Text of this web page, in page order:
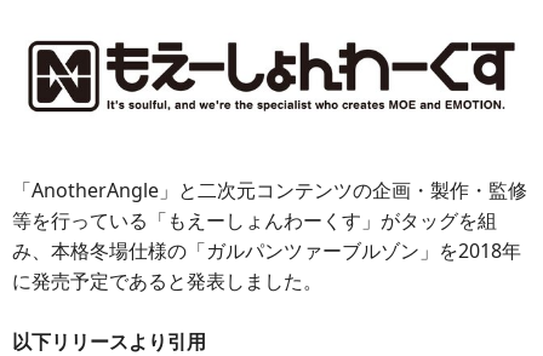
「AnotherAngle」と二次元コンテンツの企画・製作・監修
等を行っている「もえーしょんわーくす」がタッグを組
み、本格冬場仕様の「ガルパンツァーブルゾン」を2018年
に発売予定であると発表しました。
以下リリースより引用